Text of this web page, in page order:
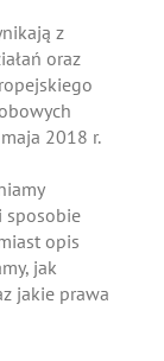
z
oraz
2018 r.
sposobie
opis
jak
jakie prawa